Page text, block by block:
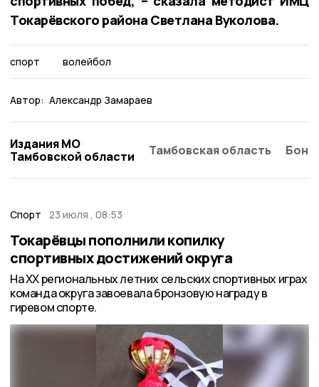
Токарёвского района Светлана Вуколова.
спорт волейбол
Автор: Александр Замараев
Издания МО
Тамбовской области
Тамбовская область
Спорт 23 июля , 08:53
Токарёвцы пополнили копилку
спортивных достижений округа
На XX региональных летних сельских спортивных играх
команда округа завоевала бронзовую награду в
гиревом спорте.